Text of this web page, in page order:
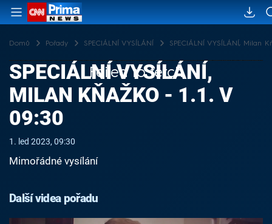
Domů Pořady SPECIÁLNÍ VYSÍLÁNÍ SPECIÁLNÍ VYSÍLÁNÍ, Milan
Failed to fetch
SPECIÁLNÍ VYSÍLÁNÍ,
MILAN KŇAŽKO - 1.1. V
09:30
1. led 2023, 09:30
Mimořádné vysílání
Další videa pořadu